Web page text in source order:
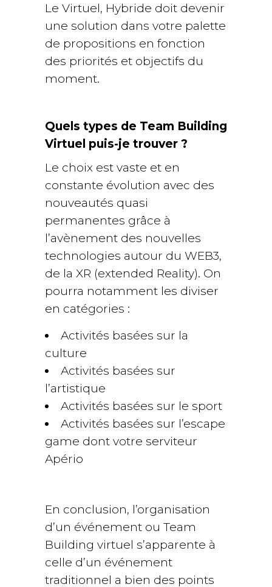
Le Virtuel, Hybride doit devenir
une solution dans votre palette
de propositions en fonction
des priorités et objectifs du
moment.
Quels types de Team Building
Virtuel puis-je trouver ?
Le choix est vaste et en
constante évolution avec des
nouveautés quasi
permanentes grâce à
l’avènement des nouvelles
technologies autour du WEB3,
de la XR (extended Reality). On
pourra notamment les diviser
en catégories :
Activités basées sur la
culture
Activités basées sur
l’artistique
Activités basées sur le sport
Activités basées sur l’escape
game dont votre serviteur
Apério
En conclusion, l’organisation
d’un événement ou Team
Building virtuel s’apparente à
celle d’un événement
traditionnel a bien des points